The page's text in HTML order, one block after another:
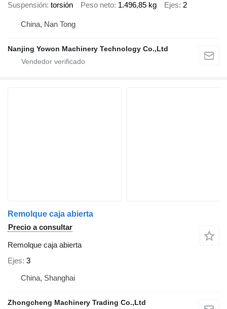
Suspensión torsión Peso neto 1.496,85 kg Ejes 2
China, Nan Tong
Nanjing Yowon Machinery Technology Co.,Ltd
Remolque caja abierta
Precio a consultar
Remolque caja abierta
Ejes 3
China, Shanghai
Zhongcheng Machinery Trading Co.,Ltd